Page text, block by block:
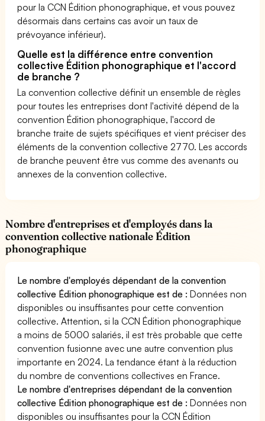
pour la CCN Édition phonographique, et vous pouvez
désormais dans certains cas avoir un taux de
prévoyance inférieur).
Quelle est la différence entre convention
collective Édition phonographique et l'accord
de branche ?
La convention collective définit un ensemble de règles
pour toutes les entreprises dont l'activité dépend de la
convention Édition phonographique, l'accord de
branche traite de sujets spécifiques et vient préciser des
éléments de la convention collective 2770. Les accords
de branche peuvent être vus comme des avenants ou
annexes de la convention collective.
Nombre d'entreprises et d'employés dans la
convention collective nationale Édition
phonographique
Le nombre d'employés dépendant de la convention
collective Édition phonographique est de :Données non
disponibles ou insuffisantes pour cette convention
collective. Attention, si la CCN Édition phonographique
a moins de 5000 salariés, il est très probable que cette
convention fusionne avec une autre convention plus
importante en 2024. La tendance étant à la réduction
du nombre de conventions collectives en France.
Le nombre d'entreprises dépendant de la convention
collective Édition phonographique est de :Données non
disponibles ou insuffisantes pour la CCN Édition